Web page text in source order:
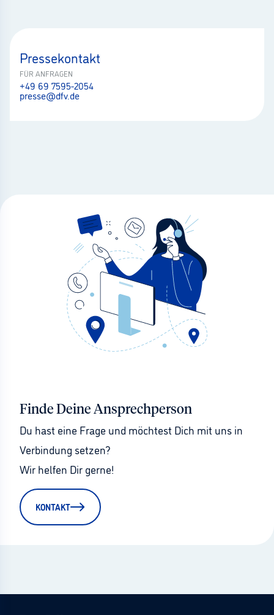
Pressekontakt
FÜR ANFRAGEN
+49 69 7595-2054
presse@dfv.de
Finde Deine Ansprechperson
Du hast eine Frage und möchtest Dich mit uns in
Verbindung setzen?
Wir helfen Dir gerne!
KONTAKT